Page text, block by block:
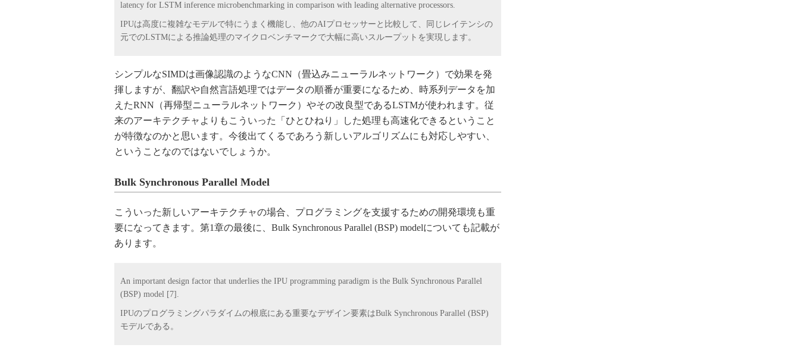
latency for LSTM inference microbenchmarking in comparison with leading alternative processors.
IPUは高度に複雑なモデルで特にうまく機能し、他のAIプロセッサーと比較して、同じレイテンシの
元でのLSTMによる推論処理のマイクロベンチマークで大幅に高いスループットを実現します。
シンプルなSIMDは画像認識のようなCNN（畳込みニューラルネットワーク）で効果を発
揮しますが、翻訳や自然言語処理ではデータの順番が重要になるため、時系列データを加
えたRNN（再帰型ニューラルネットワーク）やその改良型であるLSTMが使われます。従
来のアーキテクチャよりもこういった「ひとひねり」した処理も高速化できるということ
が特徴なのかと思います。今後出てくるであろう新しいアルゴリズムにも対応しやすい、
ということなのではないでしょうか。
Bulk Synchronous Parallel Model
こういった新しいアーキテクチャの場合、プログラミングを支援するための開発環境も重
要になってきます。第1章の最後に、Bulk Synchronous Parallel (BSP) modelについても記載が
あります。
An important design factor that underlies the IPU programming paradigm is the Bulk Synchronous Parallel
(BSP) model [7].
IPUのプログラミングパラダイムの根底にある重要なデザイン要素はBulk Synchronous Parallel (BSP)
モデルである。